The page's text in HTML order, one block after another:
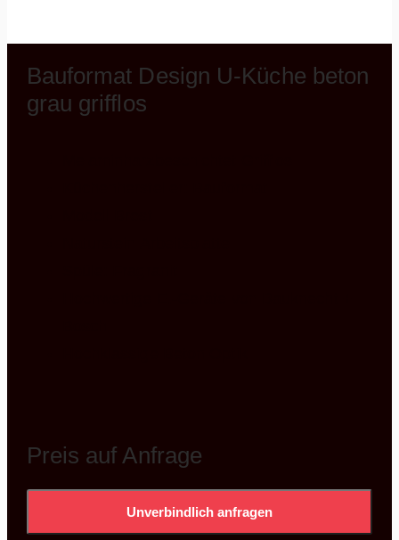
Bauformat Design U-Küche beton
grau grifflos
Preis auf Anfrage
Unverbindlich anfragen